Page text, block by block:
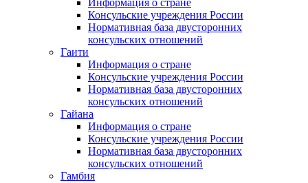
Информация о стране
Консульские учреждения России
Нормативная база двусторонних
консульских отношений
Гаити
Информация о стране
Консульские учреждения России
Нормативная база двусторонних
консульских отношений
Гайана
Информация о стране
Консульские учреждения России
Нормативная база двусторонних
консульских отношений
Гамбия